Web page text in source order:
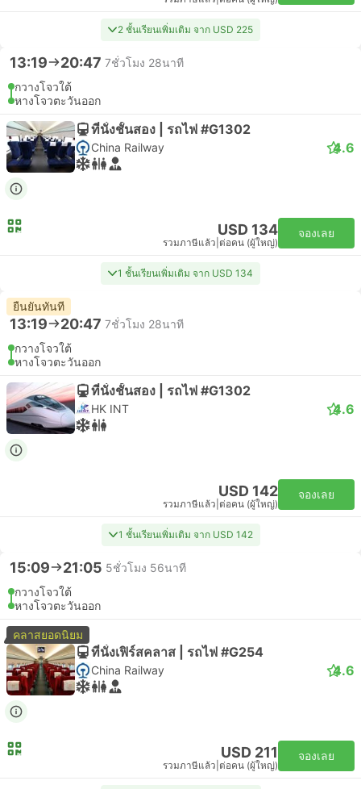
2 ชั้นเรียนเพิ่มเติม จาก USD 225
13:19 20:47 7ชั่วโมง 28นาที
กวางโจวใต้
หางโจวตะวันออก
ที่นั่งชั้นสอง | รถไฟ #G1302
China Railway 4.6
USD 134
รวมภาษีแล้ว ต่อคน (ผู้ใหญ่)
จองเลย
1 ชั้นเรียนเพิ่มเติม จาก USD 134
ยืนยันทันที
13:19 20:47 7ชั่วโมง 28นาที
กวางโจวใต้
หางโจวตะวันออก
ที่นั่งชั้นสอง | รถไฟ #G1302
HK INT 4.6
USD 142
รวมภาษีแล้ว ต่อคน (ผู้ใหญ่)
จองเลย
1 ชั้นเรียนเพิ่มเติม จาก USD 142
15:09 21:05 5ชั่วโมง 56นาที
กวางโจวใต้
หางโจวตะวันออก
คลาสยอดนิยม
ที่นั่งเฟิร์สคลาส | รถไฟ #G254
China Railway 4.6
USD 211
รวมภาษีแล้ว ต่อคน (ผู้ใหญ่)
จองเลย